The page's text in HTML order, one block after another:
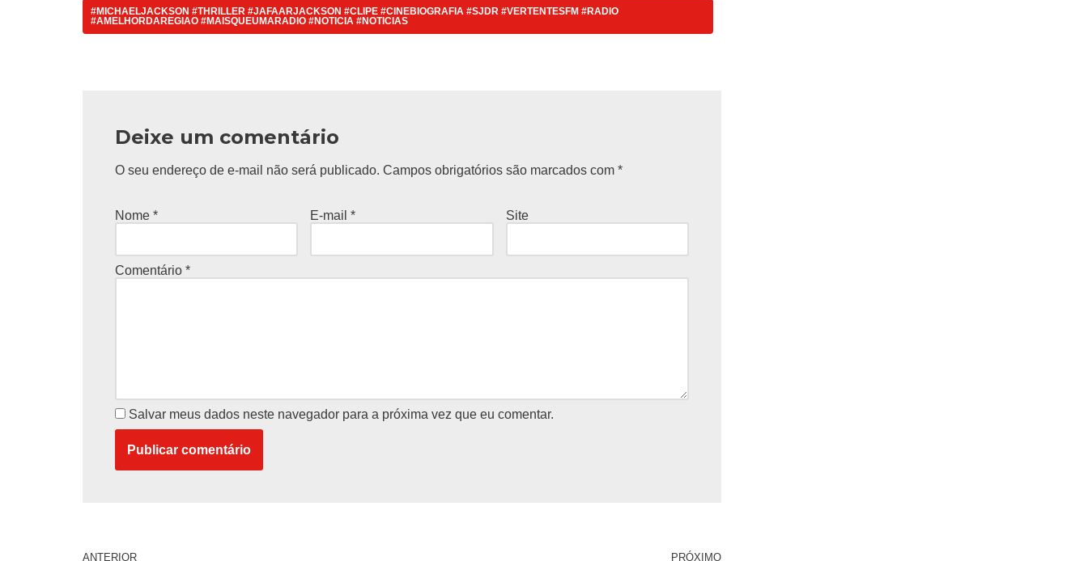
#MICHAELJACKSON #THRILLER #JAFAARJACKSON #CLIPE #CINEBIOGRAFIA #SJDR #VERTENTESFM #RADIO
#AMELHORDAREGIAO #MAISQUEUMARADIO #NOTICIA #NOTICIAS
Deixe um comentário
O seu endereço de e-mail não será publicado. Campos obrigatórios são marcados com *
Nome * E-mail* Site
Comentário *
Salvar meus dados neste navegador para a próxima vez que eu comentar.
ANTERIOR PRÓXIMO